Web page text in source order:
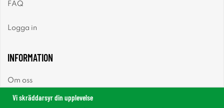
FAQ
Logga in
INFORMATION
Om oss
Vi skräddarsyr din upplevelse